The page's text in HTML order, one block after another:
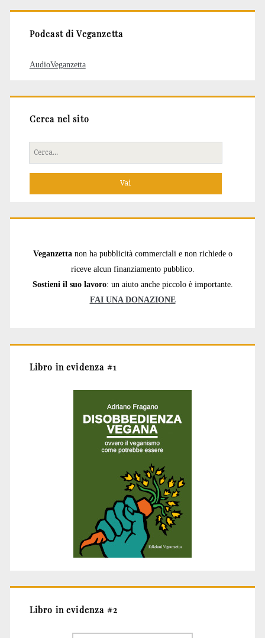
Podcast di Veganzetta
AudioVeganzetta
Cerca nel sito
Cerca
per:
Veganzetta non ha pubblicità commerciali e non richiede o
riceve alcun finanziamento pubblico.
Sostieni il suo lavoro: un aiuto anche piccolo è importante.
FAI UNA DONAZIONE
Libro in evidenza #1
Libro in evidenza #2